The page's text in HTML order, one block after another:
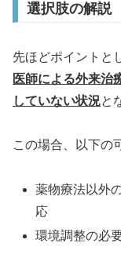
選択肢の解説
先ほどポイントと
医師による外来治
していない状況と
この場合、以下の
薬物療法以外
応
環境調整の必